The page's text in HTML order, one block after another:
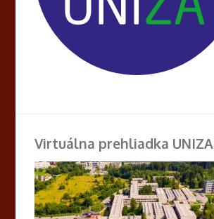
Virtuálna prehliadka UNIZA